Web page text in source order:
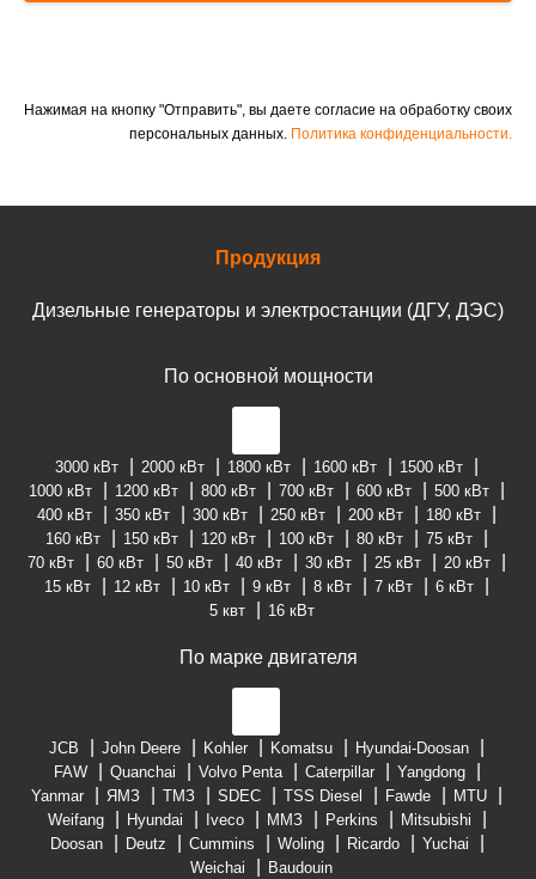
Нажимая на кнопку "Отправить", вы даете согласие на обработку своих
персональных данных. Политика конфиденциальности.
Продукция
Дизельные генераторы и электростанции (ДГУ, ДЭС)
По основной мощности
3000 кВт 2000 кВт 1800 кВт 1600 кВт
1500 кВт
1000 кВт
1200 кВт 800 кВт 700 кВт 600 кВт
500 кВт
400 кВт
350 кВт 300 кВт 250 кВт 200 кВт
180 кВт
160 кВт
150 кВт 120 кВт 100 кВт 80 кВт
75 кВт
70 кВт
60 кВт 50 кВт 40 кВт 30 кВт 25 кВт
20 кВт
15 кВт
12 кВт 10 кВт 9 кВт 8 кВт 7 кВт
6 кВт
5 квт
16 кВт
По марке двигателя
JCB John Deere Kohler Komatsu
Hyundai-Doosan
FAW
Quanchai Volvo Penta Caterpillar
Yangdong
Yanmar
ЯМЗ ТМЗ SDEC TSS Diesel Fawde
MTU
Weifang
Hyundai Iveco ММЗ Perkins
Mitsubishi
Doosan
Deutz Cummins Woling Ricardo
Yuchai
Weichai
Baudouin